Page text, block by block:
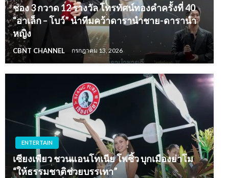
ช่อง 3 กวาด 12 รางวัล โทรทัศน์ทองคำครั้งที่ 40
“อาเล็ก – โบว์” นำทีมคว้าดารานำชาย-ดารานำ
หญิง
CBNT CHANNEL กรกฎาคม 13, 2026
ENTERTAIN
เซียงเพียว ชวนแอนโทเนีย โพซิ้ว บุกเมืองย่าโม
“ให้ธรรมชาติช่วยบรรเทา”